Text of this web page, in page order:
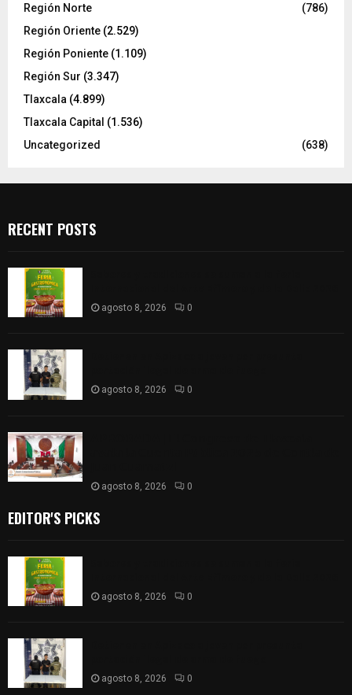
Región Norte
(786)
Región Oriente (2.529)
Región Poniente (1.109)
Región Sur (3.347)
Tlaxcala (4.899)
Tlaxcala Capital (1.536)
Uncategorized
(638)
RECENT POSTS
agosto 8, 2026 0
agosto 8, 2026 0
agosto 8, 2026 0
EDITOR'S PICKS
agosto 8, 2026 0
agosto 8, 2026 0